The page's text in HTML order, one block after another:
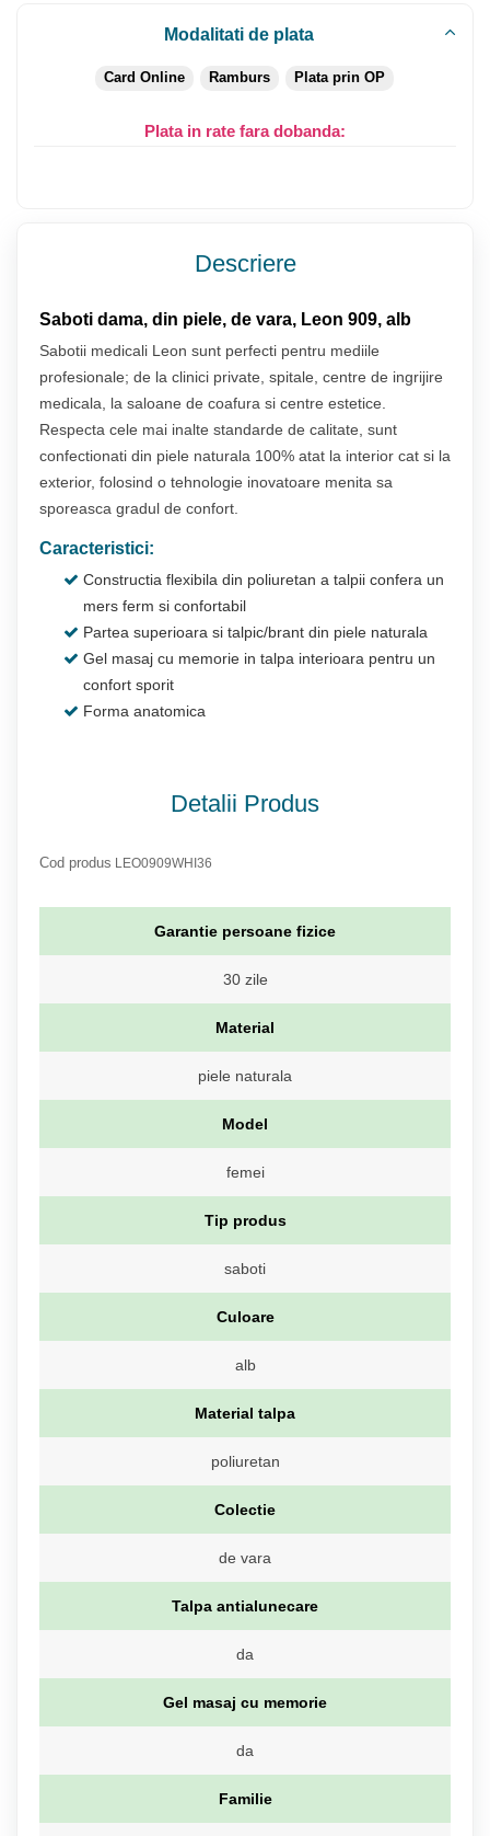
Modalitati de plata
Card Online Ramburs Plata prin OP
Plata in rate fara dobanda:
Descriere
Saboti dama, din piele, de vara, Leon 909, alb
Sabotii medicali Leon sunt perfecti pentru mediile
profesionale; de la clinici private, spitale, centre de ingrijire
medicala, la saloane de coafura si centre estetice.
Respecta cele mai inalte standarde de calitate, sunt
confectionati din piele naturala 100% atat la interior cat si la
exterior, folosind o tehnologie inovatoare menita sa
sporeasca gradul de confort.
Caracteristici:
Constructia flexibila din poliuretan a talpii confera un
mers ferm si confortabil
Partea superioara si talpic/brant din piele naturala
Gel masaj cu memorie in talpa interioara pentru un
confort sporit
Forma anatomica
Detalii Produs
Cod produs LEO0909WHI36
Garantie persoane fizice
30 zile
Material
piele naturala
Model
femei
Tip produs
saboti
Culoare
alb
Material talpa
poliuretan
Colectie
de vara
Talpa antialunecare
da
Gel masaj cu memorie
da
Familie